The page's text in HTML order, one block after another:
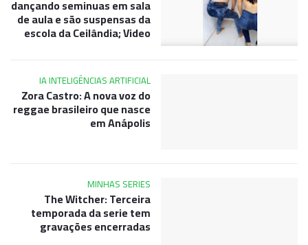
dançando seminuas em sala
de aula e são suspensas da
escola da Ceilândia; Video
IA INTELIGÊNCIAS ARTIFICIAL
Zora Castro: A nova voz do
reggae brasileiro que nasce
em Anápolis
MINHAS SERIES
The Witcher: Terceira
temporada da serie tem
gravações encerradas